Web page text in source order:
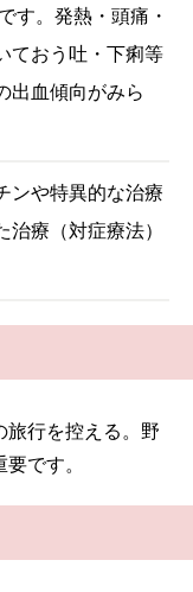
す。発熱・頭痛・
ておう吐・下痢等
出血傾向がみら
ンや特異的な治療
療（対症療法）
旅行を控える。野
です。